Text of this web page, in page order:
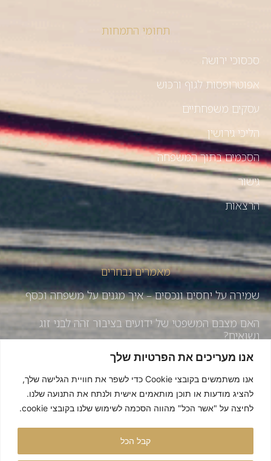
אנו מעריכים את הפרטיות שלך
אנו משתמשים בקובצי Cookie כדי לשפר את חוויית הגלישה שלך,
להציג מודעות או תוכן מותאמים אישית ולנתח את התנועה שלנו.
לחיצה על "אשר הכל" מהווה הסכמה לשימוש שלנו בקובצי cookie.
קבל הכל
תחומי התמחות
סכסוכי ירושה
אפוטרופסות לגוף ורכוש
עסקים משפחתיים
הליכי גירושין
הסכמים בתוך המשפחה
גישור
הרצאות
מאמרים נבחרים
שמירה על יחסים ונכסים – איך מגנים על משפחה וכסף
האם מצבם המשפטי של ידועים בציבור זהה לבני זוג
נשואים?
פרק 184
מדוע דור ה- Y זקוק כבר היום לצוואה ?
נשים. יחסים. נדל"ן בהגשת עו"ד ומאמנת ורד שיינברום
הודסמן מארחת את עורכות הדין אירית ומירב רייכמן